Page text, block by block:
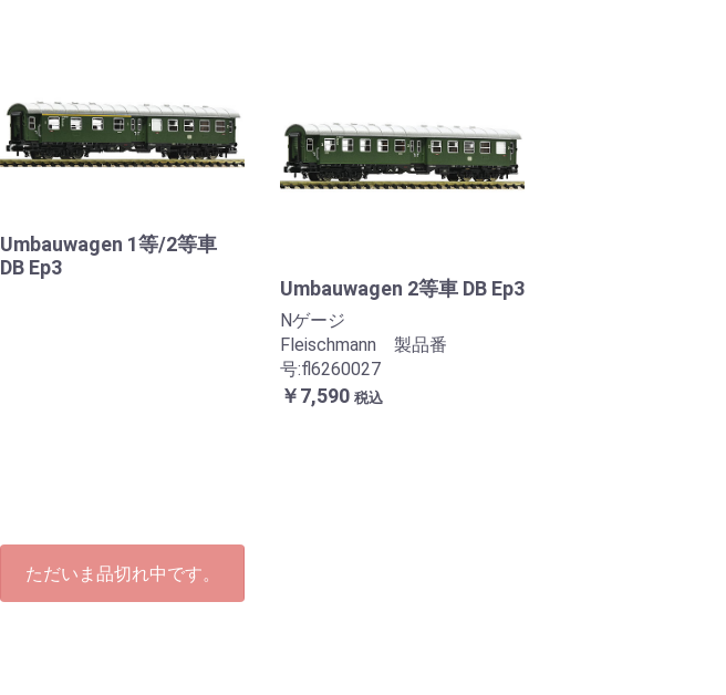
Umbauwagen 1等/2等車
DB Ep3
ただいま品切れ中です。
Umbauwagen 2等車 DB Ep3
Nゲージ
Fleischmann 製品番
号:fl6260027
￥7,590 税込